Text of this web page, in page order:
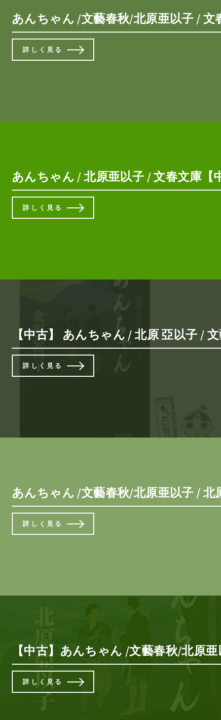
あんちゃん /文藝春秋/北原亜以子 / 文
詳しく見る
あんちゃん / 北原亜以子 / 文春文庫【
詳しく見る
【中古】 あんちゃん / 北原 亞以子 /
詳しく見る
あんちゃん /文藝春秋/北原亜以子 /
詳しく見る
【中古】あんちゃん /文藝春秋/北原
詳しく見る